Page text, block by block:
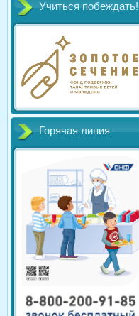
Учиться побеждать!
Горячая линия